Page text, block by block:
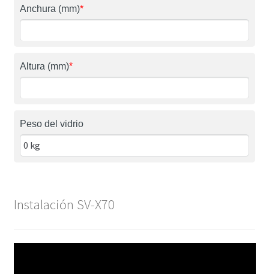
Anchura (mm)*
Altura (mm)*
Peso del vidrio
Instalación SV-X70